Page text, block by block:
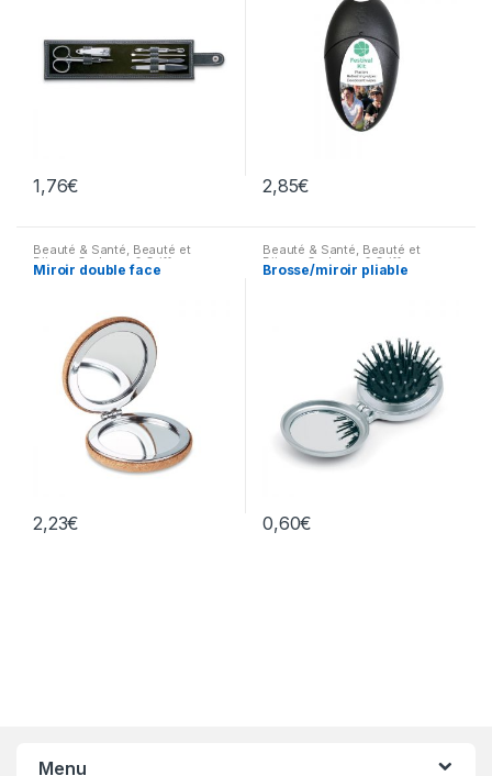
1,76€ 2,85€
Beauté & Santé, Beauté et
Bijoux Cadeaux & Griffes
Cadeaux,Été & Voyages
Miroir double face
2,23€
Beauté & Santé, Beauté et
Bijoux Cadeaux & Griffes
Cadeaux,Goodies autour du
Brosse/miroir pliable
0,60€
Menu